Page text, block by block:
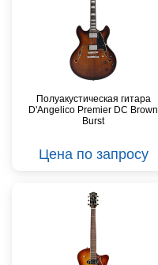
Полуакустическая гитара
D'Angelico Premier DC Brown
Burst
Цена по запросу